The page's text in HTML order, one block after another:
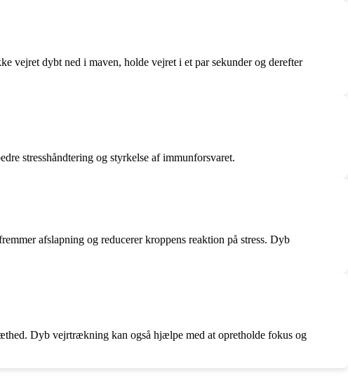
vejret dybt ned i maven, holde vejret i et par sekunder og derefter
stresshåndtering og styrkelse af immunforsvaret.
afslapning og reducerer kroppens reaktion på stress. Dyb
Dyb vejrtrækning kan også hjælpe med at opretholde fokus og